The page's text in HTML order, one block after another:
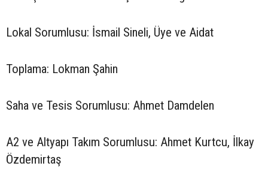
Lokal Sorumlusu: İsmail Sineli, Üye ve Aidat
Toplama: Lokman Şahin
Saha ve Tesis Sorumlusu: Ahmet Damdelen
A2 ve Altyapı Takım Sorumlusu: Ahmet Kurtcu, İlkay
Özdemirtaş